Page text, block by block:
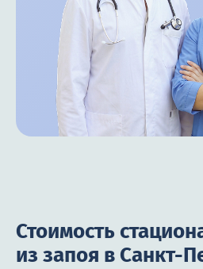
Стоимость
из запоя в Санкт-